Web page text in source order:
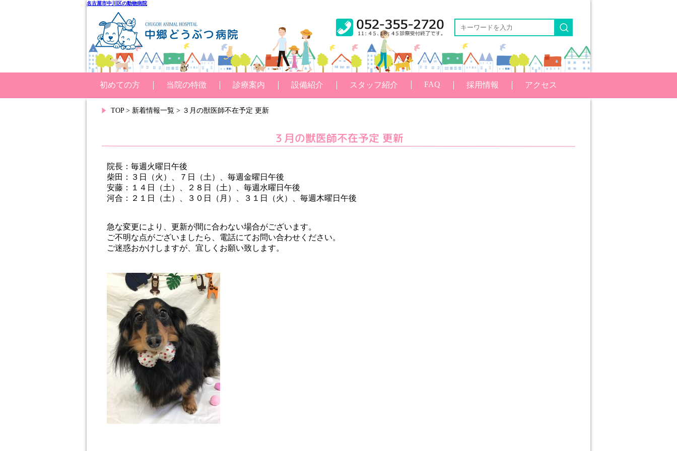
名古屋市中川区の動物病院
初めての方 当院の特徴 診療案内 設備紹介 スタッフ紹介 FAQ 採用情報 アクセス
TOP> 新着情報一覧 > ３月の獣医師不在予定 更新
３月の獣医師不在予定 更新
院長：毎週火曜日午後
柴田：３日（火）、７日（土）、毎週金曜日午後
安藤：１４日（土）、２８日（土）、毎週水曜日午後
河合：２１日（土）、３０日（月）、３１日（火）、毎週木曜日午後
急な変更により、更新が間に合わない場合がございます。
ご不明な点がございましたら、電話にてお問い合わせください。
ご迷惑おかけしますが、宜しくお願い致します。